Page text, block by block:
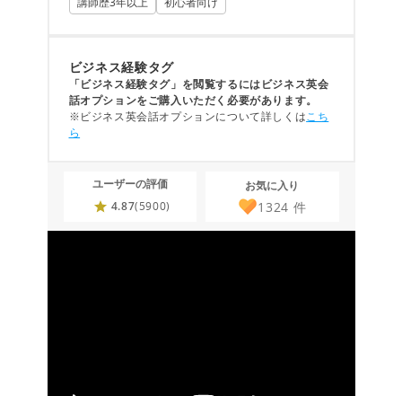
ビジネス経験タグ
「ビジネス経験タグ」を閲覧するにはビジネス英会
話オプションをご購入いただく必要があります。
※ビジネス英会話オプションについて詳しくはこち
ら
ユーザーの評価
4.87(5900)
お気に入り
1324 件